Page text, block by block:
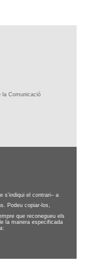
la Comunicació
s'indiqui el contrari– a
Podeu copiar-los,
que reconegueu els
la manera especificada